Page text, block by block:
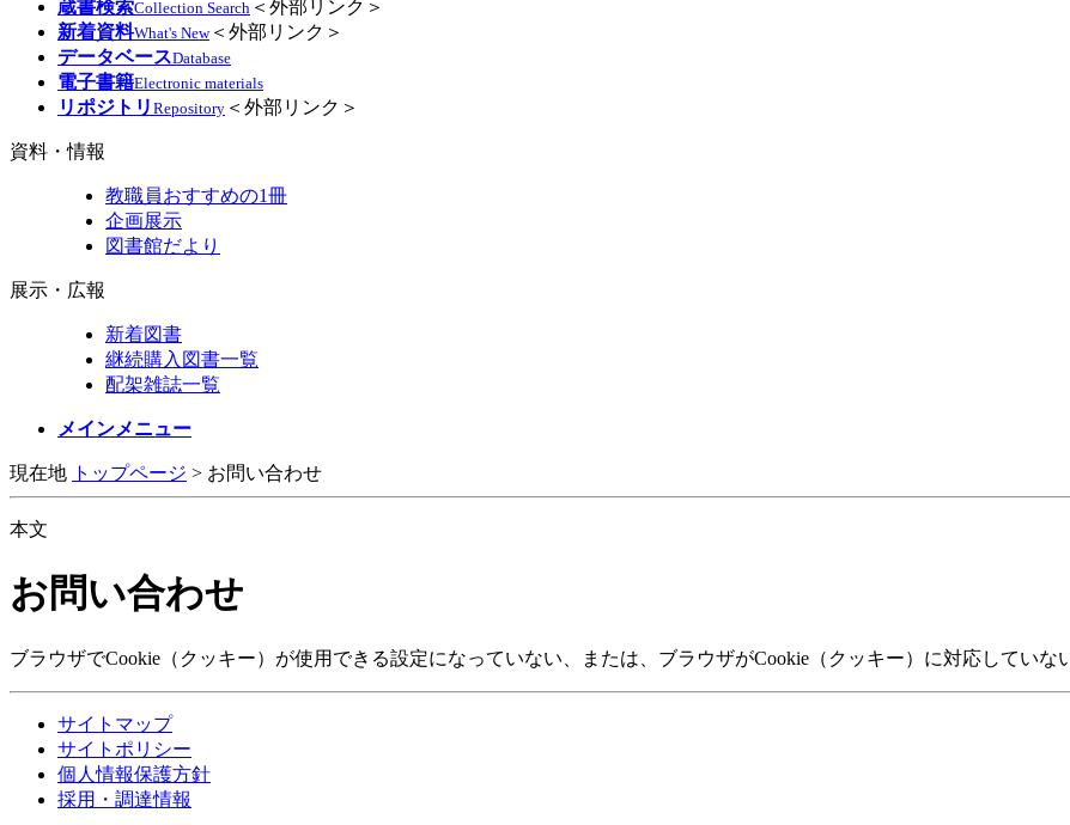
蔵書検索Collection Search ＜外部リンク＞
新着資料What's New＜外部リンク＞
データベースDatabase
電子書籍Electronic materials
リポジトリ Repository ＜外部リンク＞
資料・情報
教職員おすすめの1冊
企画展示
図書館だより
展示・広報
新着図書
継続購入図書一覧
配架雑誌一覧
メインメニュー
現在地 トップページ > お問い合わせ
本文
お問い合わせ
ブラウザでCookie（クッキー）が使用できる設定になっていない、または、ブラウザがCookie（クッキー）に対応していな
サイトマップ
サイトポリシー
個人情報保護方針
採用・調達情報